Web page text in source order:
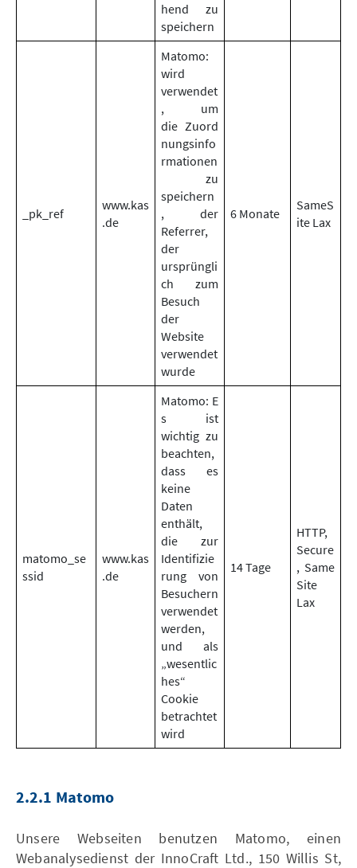
hend zu
speichern
_pk_ref
www.kas
.de
Matomo:
wird
verwendet
, um
die Zuord
nungsinfo
rmationen
zu
speichern
, der
Referrer,
der
ursprüngli
ch zum
Besuch
der
Website
verwendet
wurde
6 Monate
SameS
ite Lax
matomo_se
ssid
www.kas
.de
Matomo: E
s ist
wichtig zu
beachten,
dass es
keine
Daten
enthält,
die zur
Identifizie
rung von
Besuchern
verwendet
werden,
und als
„wesentlic
hes“
Cookie
betrachtet
wird
14 Tage
HTTP,
Secure
, Same
Site
Lax
2.2.1 Matomo
Unsere Webseiten benutzen Matomo, einen
Webanalysedienst der InnoCraft Ltd., 150 Willis St,